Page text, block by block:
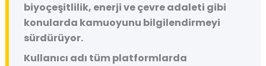
biyoçeşitlilik, enerji ve çevre adaleti gibi
konularda kamuoyunu bilgilendirmeyi
sürdürüyor.
Kullanıcı adı tüm platformlarda